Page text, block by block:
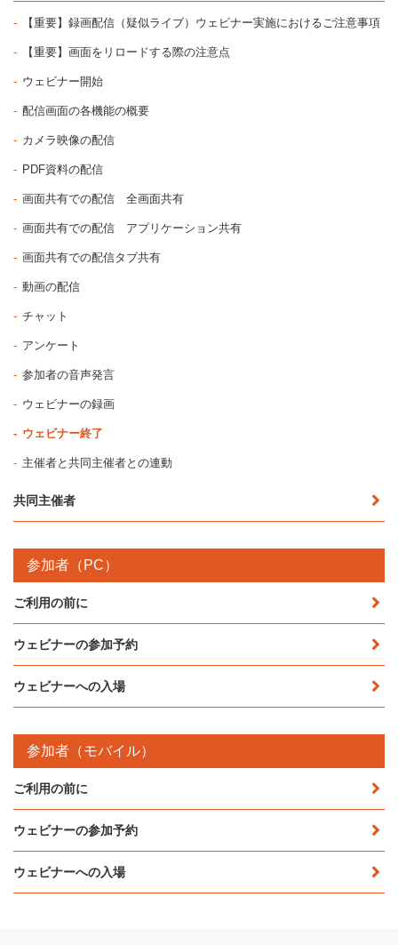
【重要】録画配信（疑似ライブ）ウェビナー実施におけるご注意事項
【重要】画面をリロードする際の注意点
ウェビナー開始
配信画面の各機能の概要
カメラ映像の配信
PDF資料の配信
画面共有での配信 全画面共有
画面共有での配信 アプリケーション共有
画面共有での配信タブ共有
動画の配信
チャット
アンケート
参加者の音声発言
ウェビナーの録画
ウェビナー終了
主催者と共同主催者との連動
共同主催者
参加者（PC）
ご利用の前に
ウェビナーの参加予約
ウェビナーへの入場
参加者（モバイル）
ご利用の前に
ウェビナーの参加予約
ウェビナーへの入場